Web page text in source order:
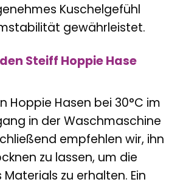
Kuschelgefühl
gewährleistet.
Steiff Hoppie Hase
Hoppie Hasen bei 30°C im
in der Waschmaschine
empfehlen wir, ihn
zu lassen, um die
zu erhalten. Ein